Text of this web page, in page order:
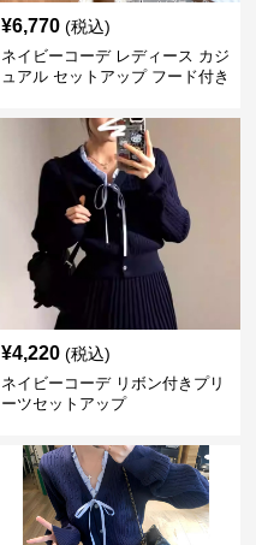
¥6,770 (税込)
ネイビーコーデ レディース カジ
ュアル セットアップ フード付き
¥4,220 (税込)
ネイビーコーデ リボン付きプリ
ーツセットアップ